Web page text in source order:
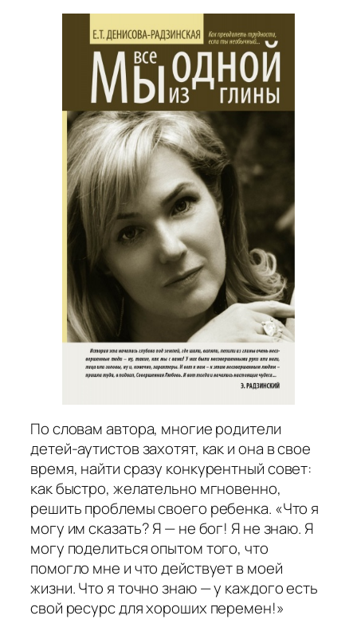
По словам автора, многие родители
детей-аутистов захотят, как и она в свое
время, найти сразу конкурентный совет:
как быстро, желательно мгновенно,
решить проблемы своего ребенка. «Что я
могу им сказать? Я — не бог! Я не знаю. Я
могу поделиться опытом того, что
помогло мне и что действует в моей
жизни. Что я точно знаю — у каждого есть
свой ресурс для хороших перемен!»